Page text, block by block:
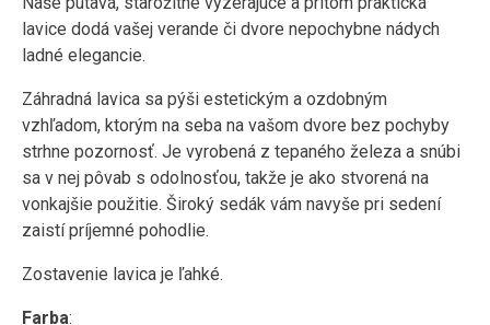
lavice dodá vašej verande či dvore nepochybne nádych
ladné elegancie.
Záhradná lavica sa pýši estetickým a ozdobným
vzhľadom, ktorým na seba na vašom dvore bez pochyby
strhne pozornosť. Je vyrobená z tepaného železa a snúbi
sa v nej pôvab s odolnosťou, takže je ako stvorená na
vonkajšie použitie. Široký sedák vám navyše pri sedení
zaistí príjemné pohodlie.
Zostavenie lavica je ľahké.
Farba: